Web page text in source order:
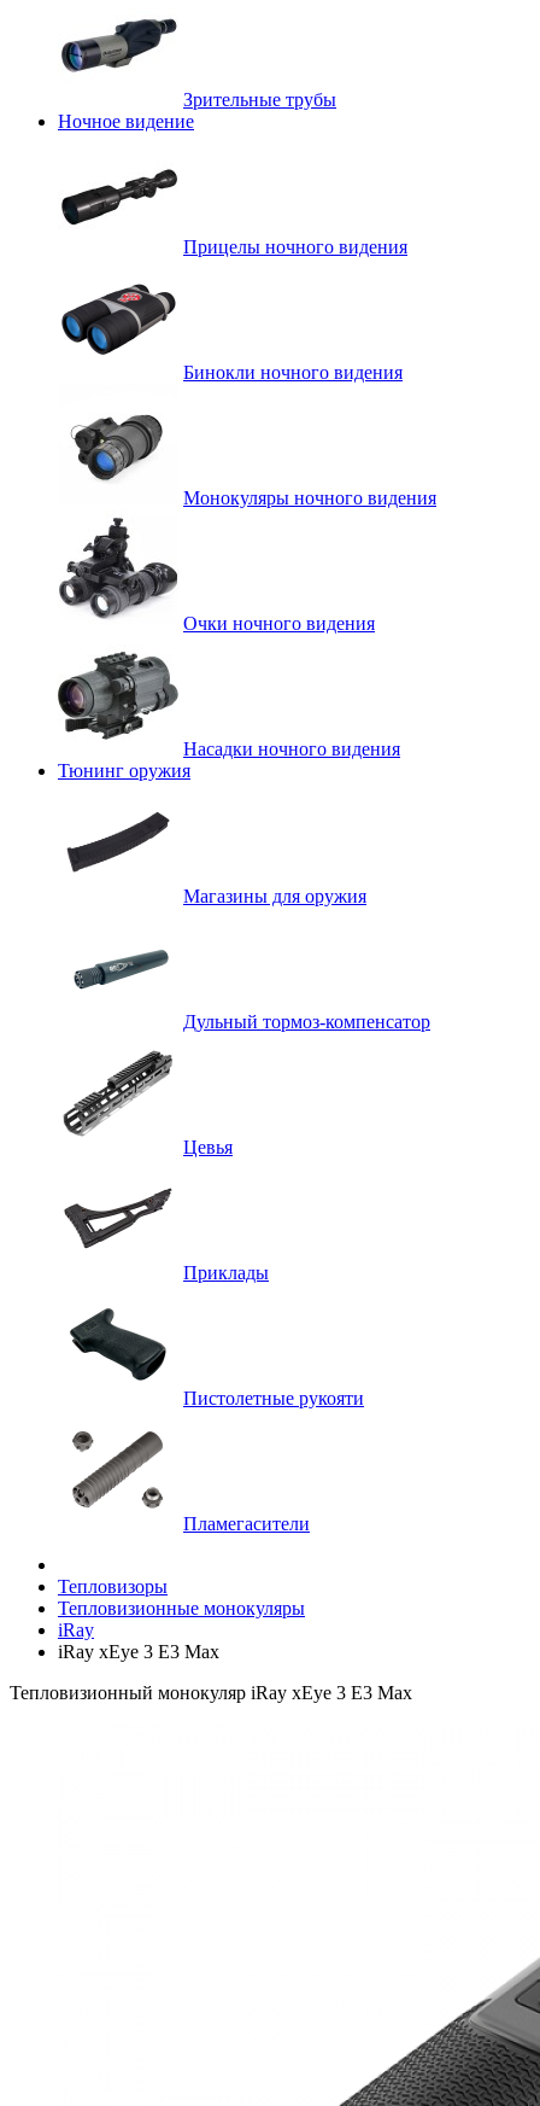
Зрительные трубы
Ночное видение
Прицелы ночного видения
Бинокли ночного видения
Монокуляры ночного видения
Очки ночного видения
Насадки ночного видения
Тюнинг оружия
Магазины для оружия
Дульный тормоз-компенсатор
Цевья
Приклады
Пистолетные рукояти
Пламегасители
Тепловизоры
Тепловизионные монокуляры
iRay
iRay xEye 3 E3 Max
Тепловизионный монокуляр iRay xEye 3 E3 Max